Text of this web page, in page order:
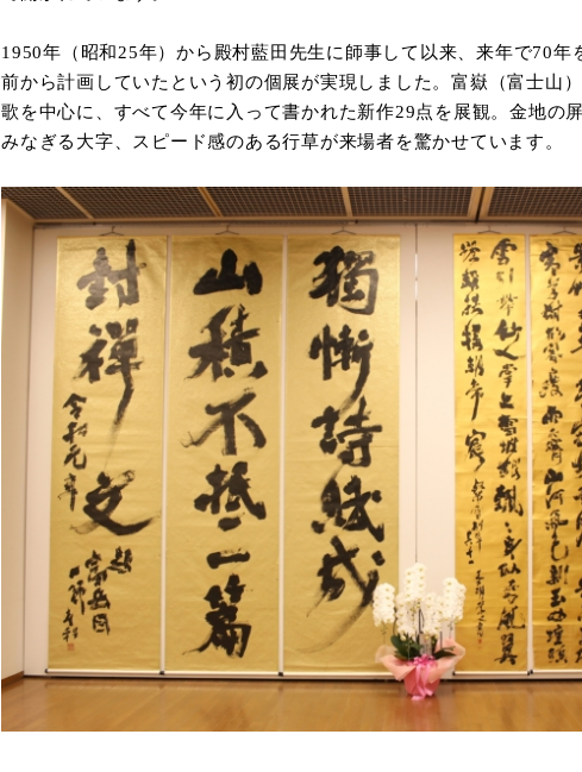
1950年（昭和25年）から殿村藍田先生に師事して以来、来年で70年
前から計画していたという初の個展が実現しました。富嶽（富士山
歌を中心に、すべて今年に入って書かれた新作29点を展観。金地の
みなぎる大字、スピード感のある行草が来場者を驚かせています。